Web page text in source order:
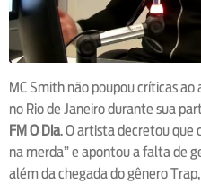
MC Smith não poupou críticas
no Rio de Janeiro durante sua
FM O Dia. O artista decretou que
na merda” e apontou a falta de
além da chegada do gênero